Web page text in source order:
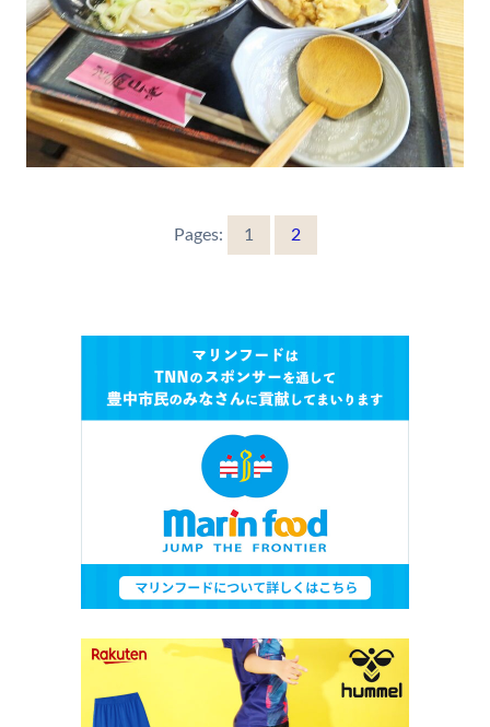
Pages: 1 2